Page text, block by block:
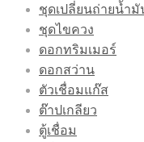
ชุดเปลี่ยนถ่ายน้ำมั
ชุดไขควง
ดอกทริมเมอร์
ดอกสว่าน
ตัวเชื่อมแก๊ส
ต๊าปเกลียว
ตู้เชื่อม